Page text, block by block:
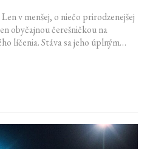
v menšej, o niečo prirodzenejšej
obyčajnou čerešničkou na
líčenia. Stáva sa jeho úplným
napodobniť nedokáže. Termín